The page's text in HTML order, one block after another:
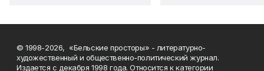
© 1998-2026, «Бельские просторы» - литературно-
художественный и общественно-политический журнал.
Издается с декабря 1998 года. Относится к категории